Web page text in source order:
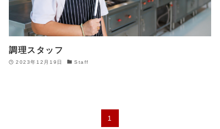
調理スタッフ
2023年12月19日 Staff
1